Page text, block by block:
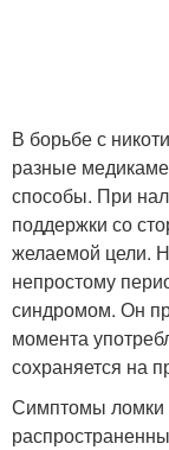
В борьбе с
разные
способы. При
поддержки со
желаемой цели.
непростому
синдромом. Он
момента
сохраняется на
Симптомы ломки